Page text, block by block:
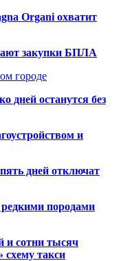
Organi охватит
закупки БПЛА
городе
дней останутся без
и
дней отключат
породами
и сотни тысяч
такси